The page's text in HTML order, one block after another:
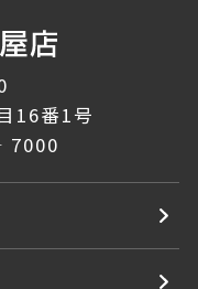
16番1号